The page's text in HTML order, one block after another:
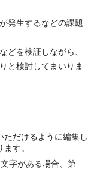
発生するなどの課題
どを検証しながら、
と検討してまいりま
ただけるように編集し
す。
字がある場合、第